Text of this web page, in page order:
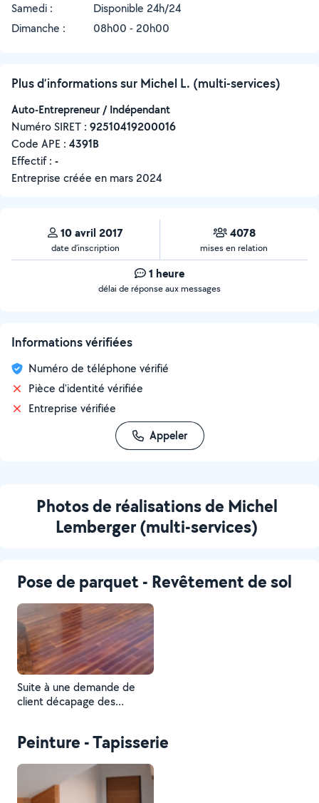
Samedi :
Disponible 24h/24
Dimanche :
08h00 - 20h00
Plus d’informations sur Michel L. (multi-services)
Auto-Entrepreneur / Indépendant
Numéro SIRET : ‍92510419200016
Code APE : 4391B
Effectif : -
Entreprise créée en mars 2024
10 avril 2017
date d’inscription
4078
mises en relation
1 heure
délai de réponse aux messages
Informations vérifiées
Numéro de téléphone vérifié
Pièce d'identité vérifiée
Entreprise vérifiée
Appeler
Photos de réalisations de Michel
Lemberger (multi-services)
Pose de parquet - Revêtement de sol
Suite à une demande de
client décapage des
Peinture - Tapisserie